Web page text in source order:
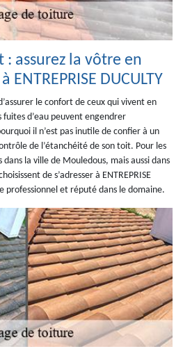
assurez la vôtre en
DUCULTY
le confort de ceux qui vivent en
d’eau peuvent engendrer
il n’est pas inutile de confier à un
de l’étanchéité de son toit. Pour les
la ville de Mouledous, mais aussi dans
de s’adresser à ENTREPRISE
professionnel et réputé dans le domaine.